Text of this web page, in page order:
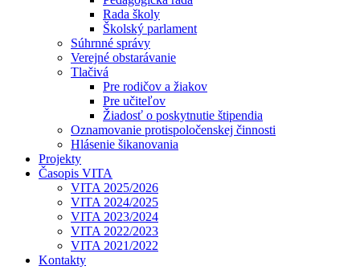
Rada školy
Školský parlament
Súhrnné správy
Verejné obstarávanie
Tlačivá
Pre rodičov a žiakov
Pre učiteľov
Žiadosť o poskytnutie štipendia
Oznamovanie protispoločenskej činnosti
Hlásenie šikanovania
Projekty
Časopis VITA
VITA 2025/2026
VITA 2024/2025
VITA 2023/2024
VITA 2022/2023
VITA 2021/2022
Kontakty